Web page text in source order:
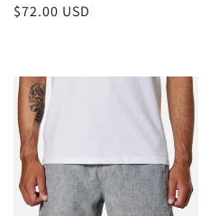
Normaler
$72.00 USD